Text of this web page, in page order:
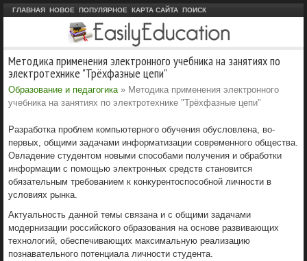
ГЛАВНАЯ НОВОЕ ПОПУЛЯРНОЕ КАРТА САЙТА ПОИСК
Методика применения электронного учебника на занятиях по
электротехнике "Трёхфазные цепи"
Образование и педагогика » Методика применения электронного
учебника на занятиях по электротехнике "Трёхфазные цепи"
Разработка проблем компьютерного обучения обусловлена, во-
первых, общими задачами информатизации современного общества.
Овладение студентом новыми способами получения и обработки
информации с помощью электронных средств становится
обязательным требованием к конкурентоспособной личности в
условиях рынка.
Актуальность данной темы связана и с общими задачами
модернизации российского образования на основе развивающих
технологий, обеспечивающих максимальную реализацию
познавательного потенциала личности студента.